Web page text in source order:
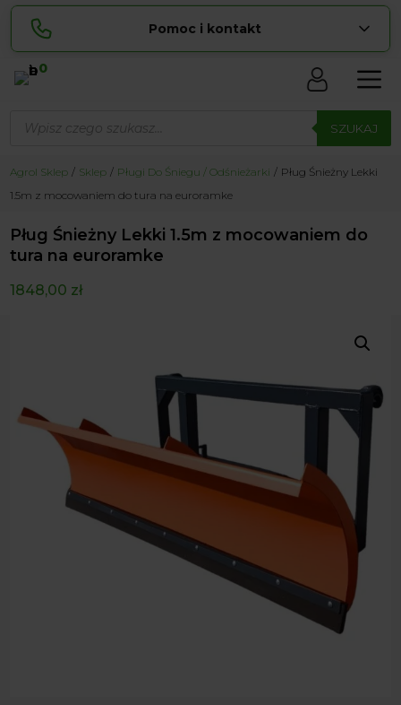
Pomoc i kontakt
Sylwia
pokaż numer
729 856 ... pokaż numer
biuro@ ...
0
produktów SZUKAJ
Agrol Sklep Sklep Pługi Do Śniegu / Odśnieżarki
Pług Śnieżny Lekki
1.5m z mocowaniem do tura na euroramke
Pług Śnieżny Lekki 1.5m z mocowaniem do
tura na euroramke
1848,00 zł